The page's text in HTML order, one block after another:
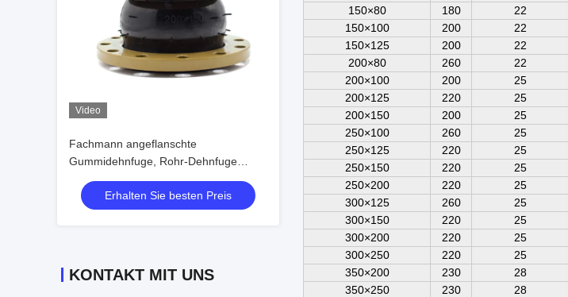
Video
Fachmann angeflanschte
Gummidehnfuge, Rohr-Dehnfuge
DN50-DN1200
Erhalten Sie besten Preis
KONTAKT MIT UNS
150×80
180 22
150×100
200 22
150×125
200 22
200×80
260 22
200×100
200 25
200×125
220 25
200×150
200 25
250×100
260 25
250×125
220 25
250×150
220 25
250×200
220 25
300×125
260 25
300×150
220 25
300×200
220 25
300×250
220 25
350×200
230 28
350×250
230 28